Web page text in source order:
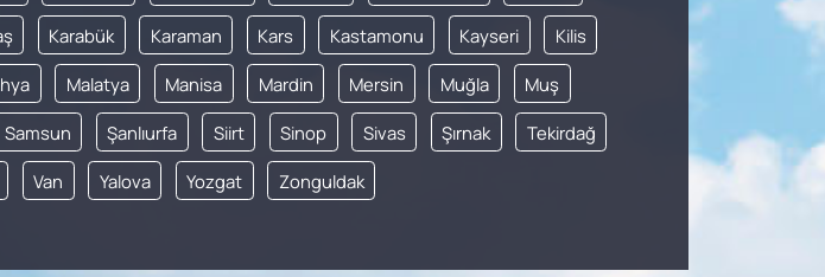
Karabük Karaman Kars Kastamonu Kayseri Kilis
Malatya Manisa Mardin Mersin Muğla Muş
Samsun Şanlıurfa Siirt Sinop Sivas Şırnak Tekirdağ
Van Yalova Yozgat Zonguldak